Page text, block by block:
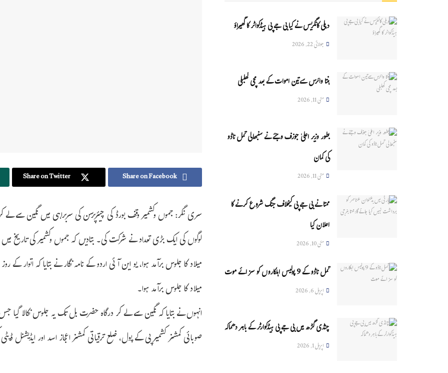
Share on Facebook
Share on Twitter
سری نگر: جموں وکشمیر وقف بورڈ کی چیئرپرسن کی سربراہی میں نگین سے
لوگوں کی ایک بڑی تعداد نے شرکت کی۔ بتادیں کہ جموں وکشمیر کی تاریخ
میلاد کا جلوس برآمد ہوا، یو این آئی اردو کے نامہ نگار نے بتایا کہ اتوار
میلاد کا جلوس برآمد ہوا۔
انہوں نے بتایا کہ نگین سے لے کر درگاہ حضرت بل تک یہ جلوس نکالا
صوبائی کمشنر کشمیر پی کے پول، ضلع ترقیاتی کمشنر اعجاز اسد اور
دہلی کانگریس نے کیا بی جے پی ہیڈکواٹر کا گھیراؤ
جولائی 22, 2026
ہنتا وائرس سےتین اموات کے بعد مچی کھلبلی
مئی 11, 2026
بطور وزیر اعلیٰ جوزف وجئے نے سنبھالی تمل ناڈو
کی کمان
مئی 11, 2026
ممتا نے بی جے پی کیخلاف جنگ شروع کرنے کا
اعلان کیا
مئی 10, 2026
تمل ناڈو کے 9 پولیس اہلکاروں کو سزائے موت
اپریل 6, 2026
چنڈی گڑھ میں بی جے پی ہیڈکوارٹر کے باہر دھماکہ
اپریل 1, 2026